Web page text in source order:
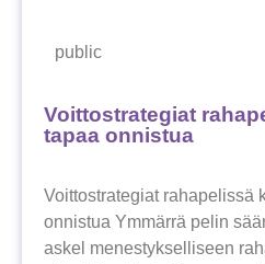
public
Voittostrategiat
tapaa onnistua
Voittostrategiat rahapelissä
onnistua Ymmärrä pelin
askel menestykselliseen